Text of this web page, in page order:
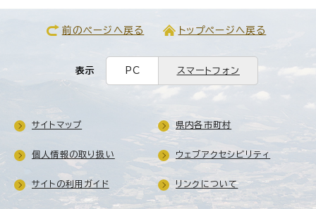
前のページへ戻る トップページへ戻る
表示 PC スマートフォン
サイトマップ 県内各市町村
個人情報の取り扱い ウェブアクセシビリティ
サイトの利用ガイド リンクについて